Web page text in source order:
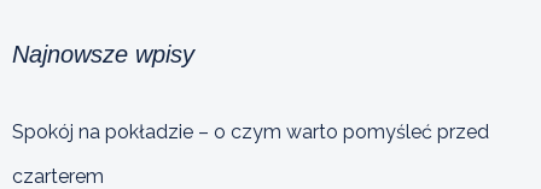
Najnowsze wpisy
Spokój na pokładzie – o czym warto pomyśleć przed
czarterem